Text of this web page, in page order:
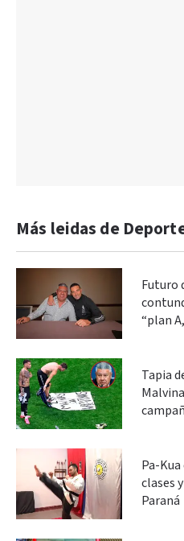
Más leidas de
Futuro
“plan
Tapia
Pa-
clases
Paraná